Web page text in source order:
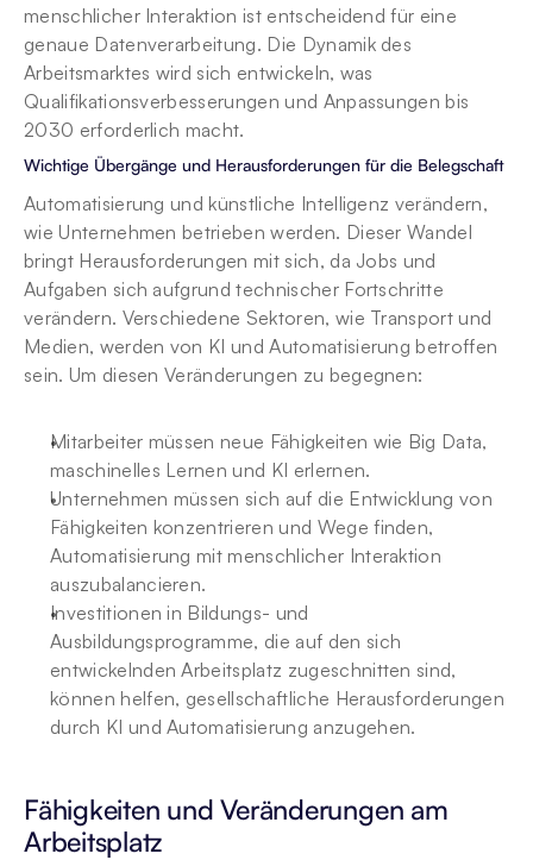
menschlicher Interaktion ist entscheidend für eine
genaue Datenverarbeitung. Die Dynamik des
Arbeitsmarktes wird sich entwickeln, was
Qualifikationsverbesserungen und Anpassungen bis
2030 erforderlich macht.
Wichtige Übergänge und Herausforderungen für die Belegschaft
Automatisierung und künstliche Intelligenz verändern,
wie Unternehmen betrieben werden. Dieser Wandel
bringt Herausforderungen mit sich, da Jobs und
Aufgaben sich aufgrund technischer Fortschritte
verändern. Verschiedene Sektoren, wie Transport und
Medien, werden von KI und Automatisierung betroffen
sein. Um diesen Veränderungen zu begegnen:
Mitarbeiter müssen neue Fähigkeiten wie Big Data,
maschinelles Lernen und KI erlernen.
Unternehmen müssen sich auf die Entwicklung von
Fähigkeiten konzentrieren und Wege finden,
Automatisierung mit menschlicher Interaktion
auszubalancieren.
Investitionen in Bildungs- und
Ausbildungsprogramme, die auf den sich
entwickelnden Arbeitsplatz zugeschnitten sind,
können helfen, gesellschaftliche Herausforderungen
durch KI und Automatisierung anzugehen.
Fähigkeiten und Veränderungen am
Arbeitsplatz